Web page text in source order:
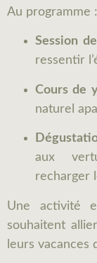
Au programme :
Session
ressentir
Cours de
naturel
aux
recharger
Une activité
souhaitent allier
leurs vacances